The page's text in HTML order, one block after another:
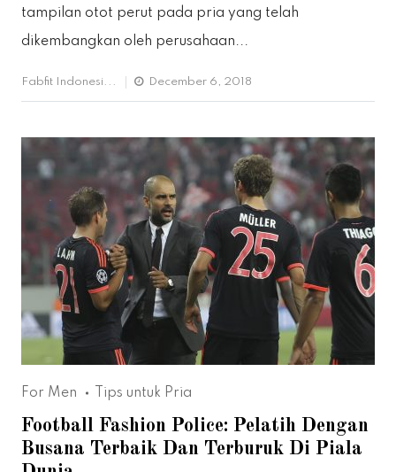
tampilan otot perut pada pria yang telah
dikembangkan oleh perusahaan...
Fabfit Indonesi... December 6, 2018
For Men Tips untuk Pria
Football Fashion Police: Pelatih Dengan
Busana Terbaik Dan Terburuk Di Piala